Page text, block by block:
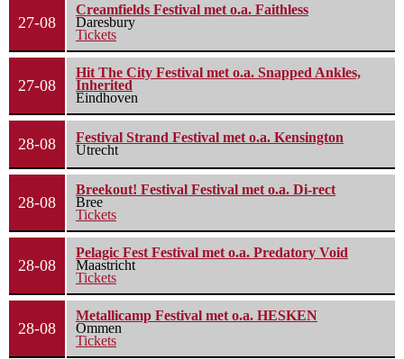
27-08
Creamfields Festival met o.a. Faithless
Daresbury
Tickets
27-08
Hit The City Festival met o.a. Snapped Ankles,
Inherited
Eindhoven
28-08
Festival Strand Festival met o.a. Kensington
Utrecht
28-08
Breekout! Festival Festival met o.a. Di-rect
Bree
Tickets
28-08
Pelagic Fest Festival met o.a. Predatory Void
Maastricht
Tickets
28-08
Metallicamp Festival met o.a. HESKEN
Ommen
Tickets